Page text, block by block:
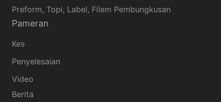
Preform, Topi, Label, Filem Pembungkusan
Pameran
Kes
Penyelesaian
Video
Berita